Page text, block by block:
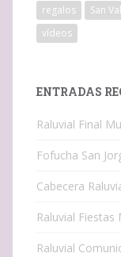
regalos San
vídeos
ENTRADAS
Raluvial Final
Fofucha San
Cabecera
Raluvial
Raluvial